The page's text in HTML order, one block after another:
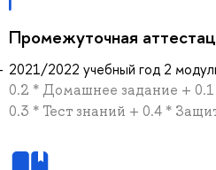
Промежуточная
2021/2022 учебный год 2
0.2 * Домашнее задание +
0.3 * Тест знаний + 0.4 *